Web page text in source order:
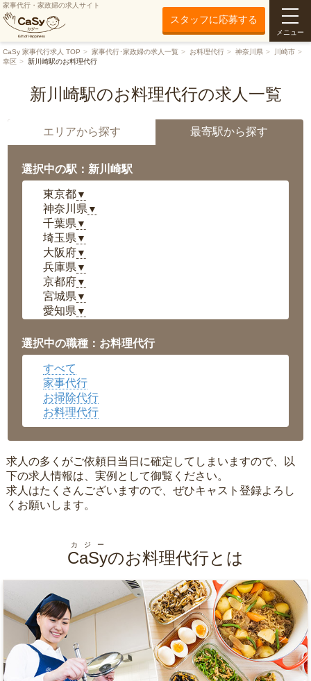
家事代行・家政婦の求人サイト
スタッフに応募する
メニュー
CaSy 家事代行求人 TOP 家事代行･家政婦の求人一覧 お料理代行 神奈川県
川崎市
幸区
新川崎駅のお料理代行
新川崎駅のお料理代行の求人一覧
エリアから探す 最寄駅から探す
選択中の駅：新川崎駅
東京都▼
神奈川県 ▼
千葉県 ▼
埼玉県 ▼
大阪府▼
兵庫県 ▼
京都府▼
宮城県 ▼
愛知県 ▼
岡山県▼
広島県▼
沖縄県
選択中の職種：お料理代行
すべて
家事代行
お掃除代行
お料理代行
求人の多くがご依頼日当日に確定してしまいますので、以
下の求人情報は、実例として御覧ください。
求人はたくさんございますので、ぜひキャスト登録よろし
くお願いします。
CaSy
カジー
のお料理代行とは